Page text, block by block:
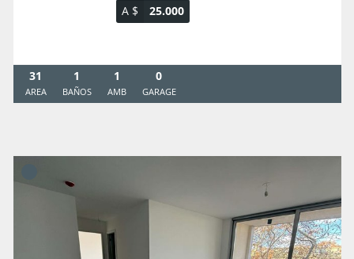
A $ 25.000
31
AREA
1
BAÑOS
1
AMB
0
GARAGE